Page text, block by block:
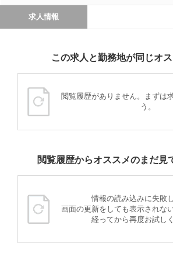
求人情報
この求人と勤務地が同じオ
閲覧履歴がありません。まずは
う。
閲覧履歴からオススメのまだ見
情報の読み込みに失敗
画面の更新をしても表示されな
経ってから再度お試し